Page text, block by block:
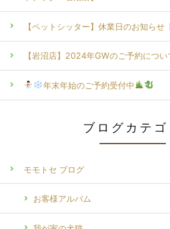
【ペットシッター】休業日のお知らせ
【岩沼店】2024年GWのご予約につい
年末年始のご予約受付中
ブログカテゴ
モモトセ ブログ
お客様アルバム